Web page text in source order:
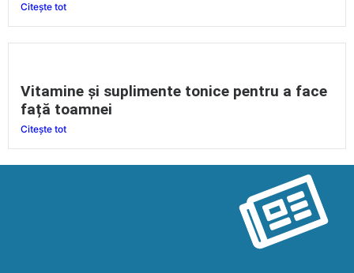
Citește tot
Vitamine și suplimente tonice pentru a face
față toamnei
Citește tot